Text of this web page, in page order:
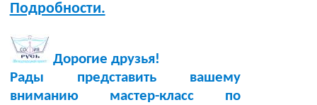
Подробности.
Дорогие друзья!
Рады представить вашему
вниманию мастер-класс по